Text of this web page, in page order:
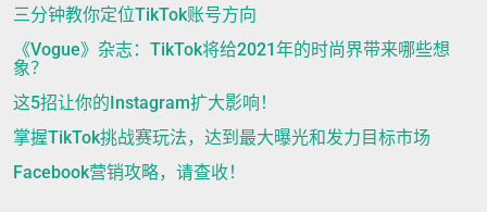
三分钟教你定位TikTok账号方向
《Vogue》杂志：TikTok将给2021年的时尚界带来哪些想
象？
这5招让你的Instagram扩大影响！
掌握TikTok挑战赛玩法，达到最大曝光和发力目标市场
Facebook营销攻略，请查收！